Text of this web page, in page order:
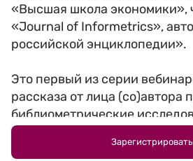
«Высшая школа экономики»,
«Journal of Informetrics»,
российской энциклопедии».
Это первый из серии
рассказа от лица (со)автора
библиометрические
опубликованные в хороших
пойдет о вышедшей в начале